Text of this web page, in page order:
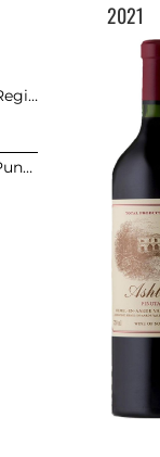
Südafrika - Hemel-en-Aarde Region
2021